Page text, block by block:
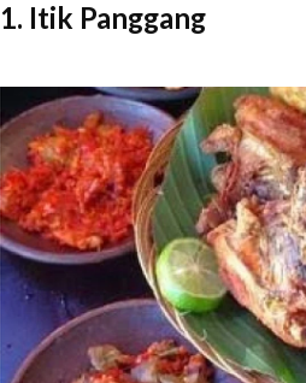
1. Itik Panggang